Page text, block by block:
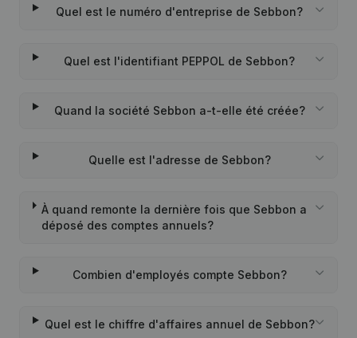
Quel est le numéro d'entreprise de Sebbon?
Quel est l'identifiant PEPPOL de Sebbon?
Quand la société Sebbon a-t-elle été créée?
Quelle est l'adresse de Sebbon?
À quand remonte la dernière fois que Sebbon a
déposé des comptes annuels?
Combien d'employés compte Sebbon?
Quel est le chiffre d'affaires annuel de Sebbon?